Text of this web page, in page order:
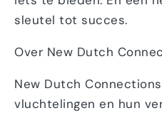
sleutel tot succes.
Over New Dutch
New Dutch
vluchtelingen en hun